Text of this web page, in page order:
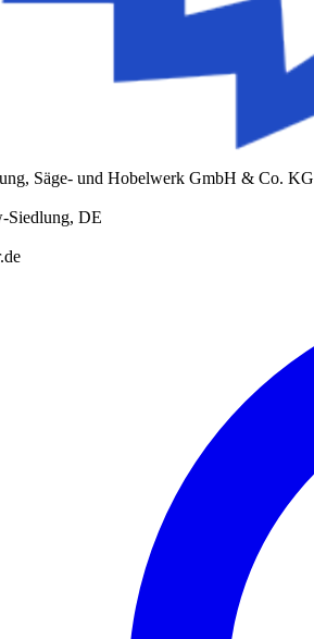
Säge- und Hobelwerk GmbH & Co. KG
Siedlung, DE